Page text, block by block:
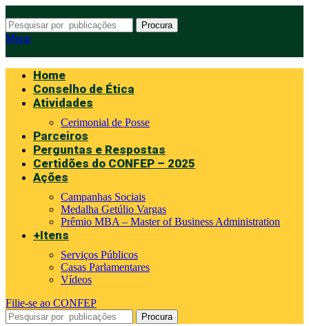
Procura
Menu
Home
Conselho de Ética
Atividades
Cerimonial de Posse
Parceiros
Perguntas e Respostas
Certidões do CONFEP – 2025
Ações
Campanhas Sociais
Medalha Getúlio Vargas
Prêmio MBA – Master of Business Administration
+Itens
Serviços Públicos
Casas Parlamentares
Vídeos
Filie-se ao CONFEP
Procura